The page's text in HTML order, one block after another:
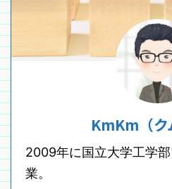
KmKm（ク
2009年に国立大学工学
業。